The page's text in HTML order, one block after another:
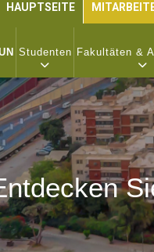
HAUPTSEITE
Studenten Fakultäten &